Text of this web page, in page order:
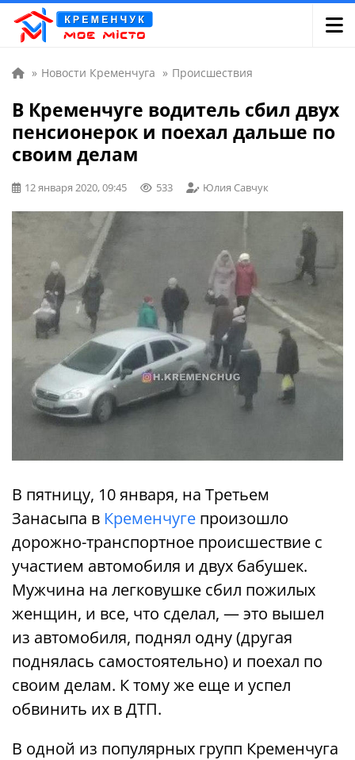
» Новости Кременчуга » Происшествия
В Кременчуге водитель сбил двух
пенсионерок и поехал дальше по
своим делам
12 января 2020, 09:45 533 Юлия Савчук
В пятницу, 10 января, на Третьем
Занасыпа в Кременчуге произошло
дорожно-транспортное происшествие с
участием автомобиля и двух бабушек.
Мужчина на легковушке сбил пожилых
женщин, и все, что сделал, — это вышел
из автомобиля, поднял одну (другая
поднялась самостоятельно) и поехал по
своим делам. К тому же еще и успел
обвинить их в ДТП.
В одной из популярных групп Кременчуга